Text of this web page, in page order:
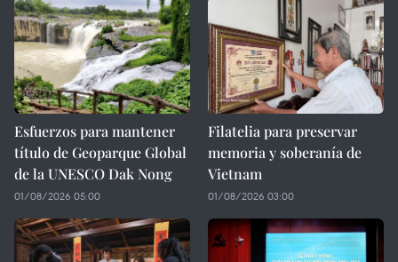
Esfuerzos para mantener
título de Geoparque Global
de la UNESCO Dak Nong
01/08/2026 05:00
Filatelia para preservar
memoria y soberanía de
Vietnam
01/08/2026 03:00